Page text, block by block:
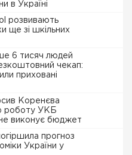
в Україні
розвивають
ще зі шкільних
6 тисяч людей
чекап:
приховані
Коренєва
роботу УКБ
виконує бюджет
прогноз
України у